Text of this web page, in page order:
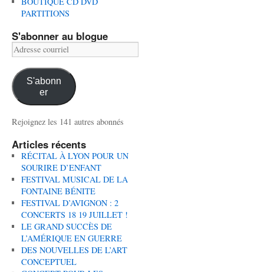
PARTITIONS
S'abonner au blogue
Adresse
courriel
S'abonn
er
Rejoignez les 141 autres abonnés
Articles récents
RÉCITAL À LYON POUR UN
SOURIRE D’ENFANT
FESTIVAL MUSICAL DE LA
FONTAINE BÉNITE
FESTIVAL D’AVIGNON : 2
CONCERTS 18 19 JUILLET !
LE GRAND SUCCÈS DE
L’AMÉRIQUE EN GUERRE
DES NOUVELLES DE L’ART
CONCEPTUEL